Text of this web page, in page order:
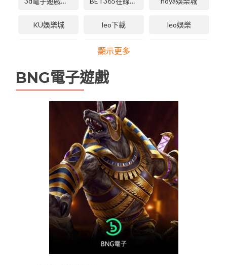
KU娛樂城 leo下載 leo娛樂
leo娛樂城維修 tha 3d電子
USDT娛樂城
九州娛樂leo
九州娛樂城 九州現金版 優塔娛樂城
優塔娛樂城無法登入 天下現金網 娛樂城
娛樂城app 娛樂城優惠 娛樂城排行
娛樂城詐騙
顯示更多
BNG電子遊戲